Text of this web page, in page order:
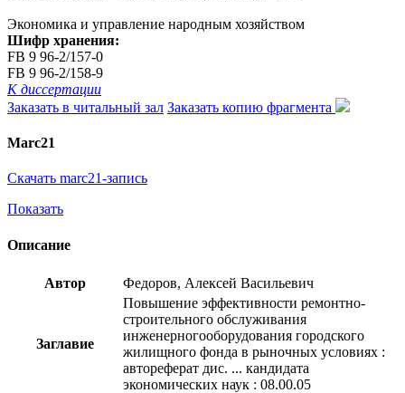
Экономика и управление народным хозяйством
Шифр хранения:
FB 9 96-2/157-0
FB 9 96-2/158-9
К диссертации
Заказать в читальный зал Заказать копию фрагмента
Marc21
Скачать marc21-запись
Показать
Описание
Автор Федоров, Алексей Васильевич
Заглавие
Повышение эффективности ремонтно-
строительного обслуживания
инженерногооборудования городского
жилищного фонда в рыночных условиях :
автореферат дис. ... кандидата
экономических наук : 08.00.05